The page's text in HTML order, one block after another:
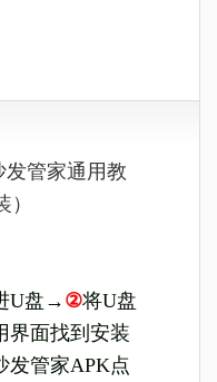
发管家通用教
U盘→②将U盘
界面找到安装
发管家APK点